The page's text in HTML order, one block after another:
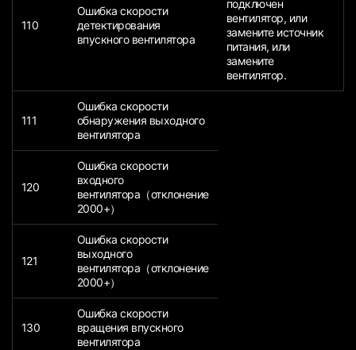
110
Ошибка скорости
детектирования
впускного вентилятора
подключен
вентилятор, или
замените источник
питания, или
замените
вентилятор.
111
Ошибка скорости
обнаружения выходного
вентилятора
120
Ошибка скорости
входного
вентилятора（отклонение
2000+）
121
Ошибка скорости
выходного
вентилятора（отклонение
2000+）
130
Ошибка скорости
вращения впускного
вентилятора